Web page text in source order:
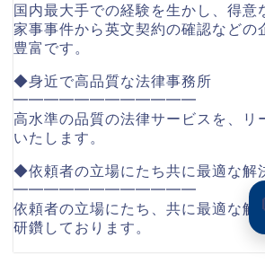
国内最大手での経験を生かし、得意
家事事件から英文契約の確認などの
豊富です。
◆身近で高品質な法律事務所
━━━━━━━━━━━━
高水準の品質の法律サービスを、リ
いたします。
◆依頼者の立場にたち共に最適な解
━━━━━━━━━━━━
依頼者の立場にたち、共に最適な解
研鑽しております。